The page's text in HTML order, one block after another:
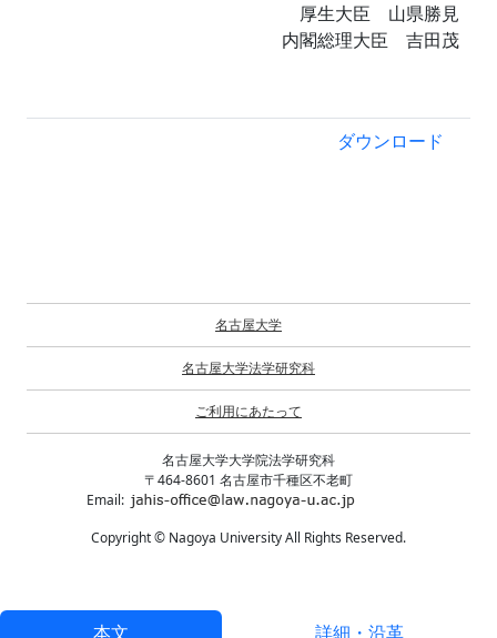
厚生大臣 山県勝見
内閣総理大臣 吉田茂
ダウンロード
本文 詳細・沿革
名古屋大学
名古屋大学法学研究科
ご利用にあたって
名古屋大学大学院法学研究科
〒464-8601 名古屋市千種区不老町
Email:
Copyright © Nagoya University All Rights Reserved.